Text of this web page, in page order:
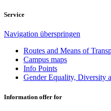
Service
Navigation überspringen
Routes and Means of
Campus maps
Info Points
Gender Equality, Diversity
Information offer for